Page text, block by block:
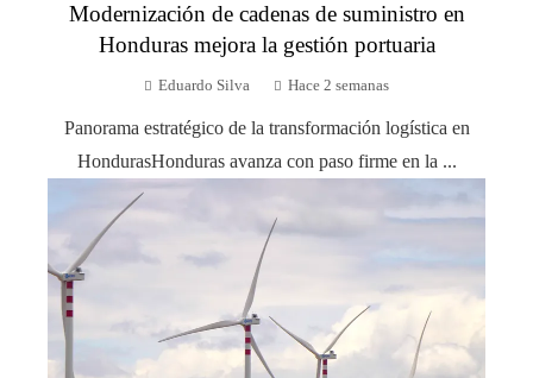
Modernización de cadenas de suministro en
Honduras mejora la gestión portuaria
Eduardo Silva Hace 2 semanas
Panorama estratégico de la transformación logística en
HondurasHonduras avanza con paso firme en la ...